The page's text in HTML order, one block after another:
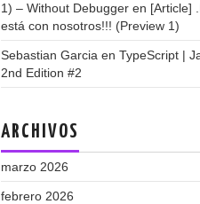
1) – Without Debugger en [Article]
está con nosotros!!! (Preview 1)
Sebastian Garcia en TypeScript |
2nd Edition #2
ARCHIVOS
marzo 2026
febrero 2026